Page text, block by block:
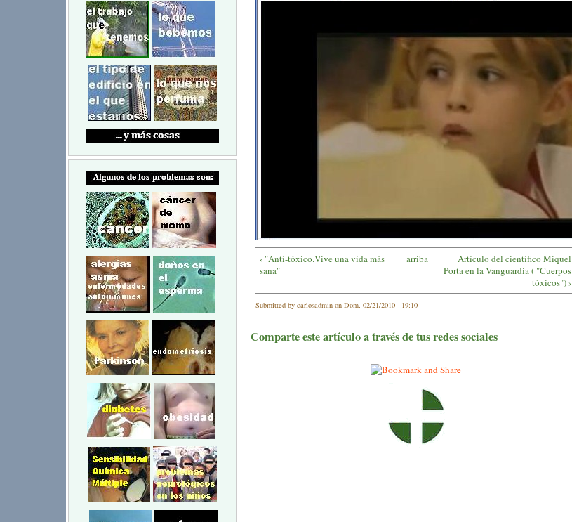
‹ "Antí-tóxico.Vive una vida más
sana"
arriba
Artículo del científico Miquel
Porta en la Vanguardia ( "Cuerpos
tóxicos") ›
Submitted by carlosadmin on Dom, 02/21/2010 - 19:10
Comparte este artículo a través de tus redes sociales